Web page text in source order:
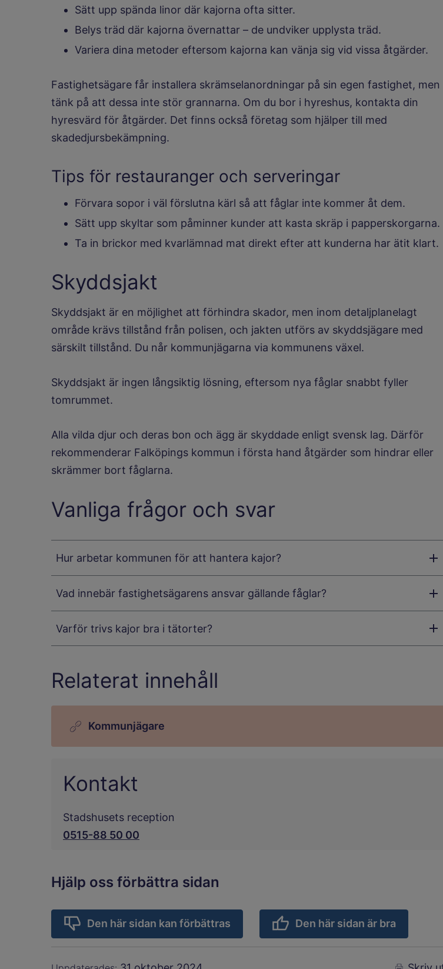
Sätt upp spända linor där kajorna ofta sitter.
Belys träd där kajorna övernattar – de undviker upplysta träd.
Variera dina metoder eftersom kajorna kan vänja sig vid vissa åtgärder.
Fastighetsägare får installera skrämselanordningar på sin egen fastighet, men
tänk på att dessa inte stör grannarna. Om du bor i hyreshus, kontakta din
hyresvärd för åtgärder. Det finns också företag som hjälper till med
skadedjursbekämpning.
Tips för restauranger och serveringar
Förvara sopor i väl förslutna kärl så att fåglar inte kommer åt dem.
Sätt upp skyltar som påminner kunder att kasta skräp i papperskorgarna.
Ta in brickor med kvarlämnad mat direkt efter att kunderna har ätit klart.
Skyddsjakt
Skyddsjakt är en möjlighet att förhindra skador, men inom detaljplanelagt
område krävs tillstånd från polisen, och jakten utförs av skyddsjägare med
särskilt tillstånd. Du når kommunjägarna via kommunens växel.
Skyddsjakt är ingen långsiktig lösning, eftersom nya fåglar snabbt fyller
tomrummet.
Alla vilda djur och deras bon och ägg är skyddade enligt svensk lag. Därför
rekommenderar Falköpings kommun i första hand åtgärder som hindrar eller
skrämmer bort fåglarna.
Vanliga frågor och svar
Hur arbetar kommunen för att hantera kajor?
Vad innebär fastighetsägarens ansvar gällande fåglar?
Varför trivs kajor bra i tätorter?
Relaterat innehåll
Kommunjägare
Kontakt
Stadshusets reception
0515-88 50 00
Hjälp oss förbättra sidan
Den här sidan kan förbättras Den här sidan är bra